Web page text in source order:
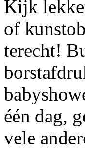
Kijk
of
terecht!
één dag,
vele